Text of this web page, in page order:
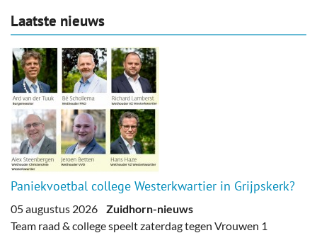
Laatste nieuws
Paniekvoetbal college Westerkwartier in Grijpskerk?
05 augustus 2026 Zuidhorn-nieuws
Team raad & college speelt zaterdag tegen Vrouwen 1